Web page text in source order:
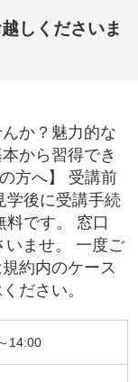
しくださいま
か？魅力的な
から習得でき
方へ】 受講前
学後に受講手続
です。 窓口
いませ。 一度ご
約内のケース
ださい。
14:00